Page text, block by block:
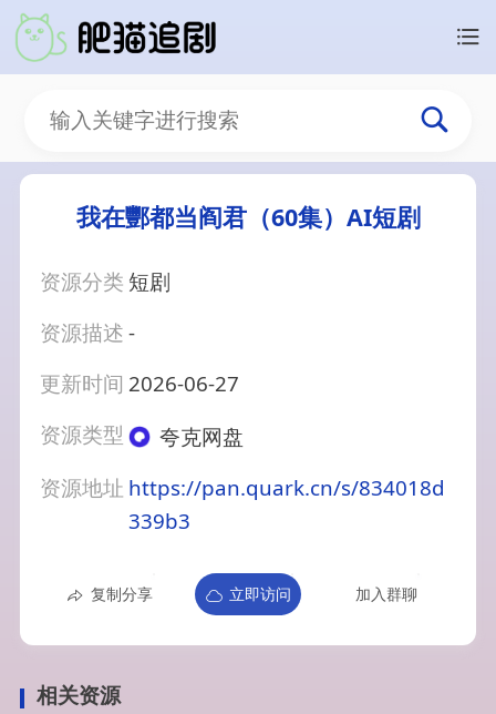
我在酆都当阎君（60集）AI短剧
资源分类 短剧
资源描述-
更新时间 2026-06-27
资源类型
夸克网盘
资源地址 https://pan.quark.cn/s/834018d
339b3
复制分享 立即访问 加入群聊
相关资源